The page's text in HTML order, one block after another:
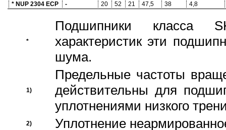
* NUP 2304 ECP
- 20 52 21 47,5 38 4,8
*
Подшипники класса
характеристик эти
шума.
1)
Предельные частоты
действительны для
уплотнениями низкого
2) Уплотнение